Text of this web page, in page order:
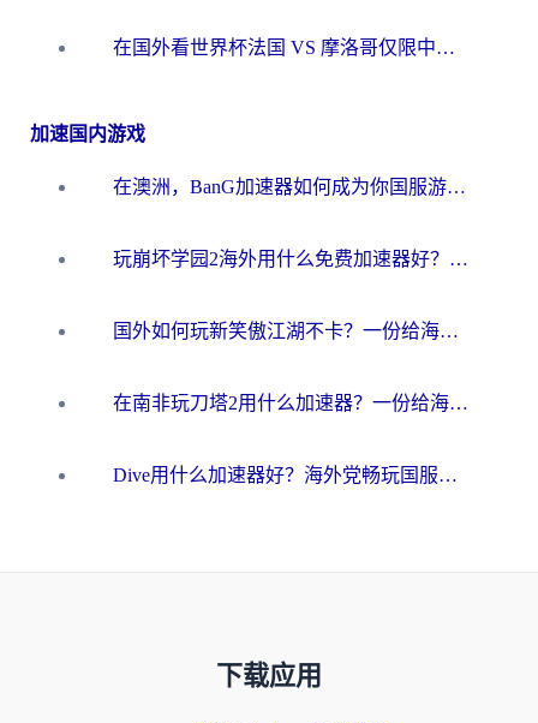
在国外看世界杯法国 VS 摩洛哥仅限中国大陆？海外党这样看中文解说赛事不卡顿
加速国内游戏
在澳洲，BanG加速器如何成为你国服游戏的“时光机”？
玩崩坏学园2海外用什么免费加速器好？2026海外党亲测国服游戏加速指南
国外如何玩新笑傲江湖不卡？一份给海外游子的终极网络指南
在南非玩刀塔2用什么加速器？一份给海外游子的终极生存指南
Dive用什么加速器好？海外党畅玩国服游戏的终极避坑指南
下载应用